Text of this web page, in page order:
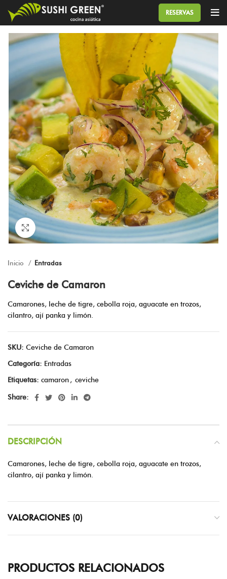
RESERVAS
Click to enlarge
Inicio Entradas
Ceviche de Camaron
Camarones, leche de tigre, cebolla roja, aguacate en trozos,
cilantro, ají panka y limón.
SKU: Ceviche de Camaron
Categoría: Entradas
Etiquetas: camaron , ceviche
Share:
DESCRIPCIÓN
Camarones, leche de tigre, cebolla roja, aguacate en trozos,
cilantro, ají panka y limón.
VALORACIONES (0)
PRODUCTOS RELACIONADOS